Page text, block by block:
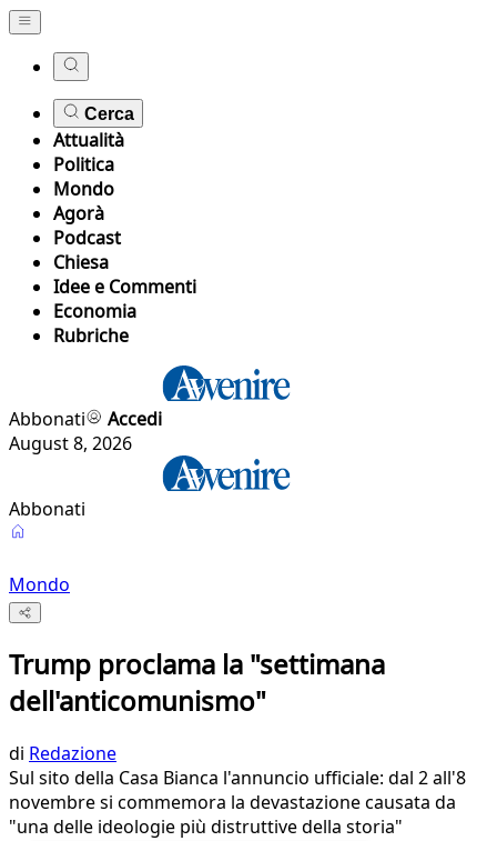
Cerca
Attualità
Politica
Mondo
Agorà
Podcast
Chiesa
Idee e Commenti
Economia
Rubriche
Abbonati
Accedi
August 8, 2026
Abbonati
Mondo
Trump proclama la "settimana
dell'anticomunismo"
di Redazione
Sul sito della Casa Bianca l'annuncio ufficiale: dal 2 all'8
novembre si commemora la devastazione causata da
"una delle ideologie più distruttive della storia"